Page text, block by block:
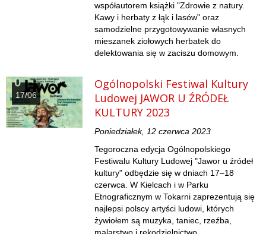
współautorem książki "Zdrowie z natury.
Kawy i herbaty z łąk i lasów" oraz
samodzielne przygotowywanie własnych
mieszanek ziołowych herbatek do
delektowania się w zaciszu domowym.
17/06
Ogólnopolski Festiwal Kultury
Ludowej JAWOR U ŹRÓDEŁ
KULTURY 2023
Poniedziałek, 12 czerwca 2023
Tegoroczna edycja Ogólnopolskiego
Festiwalu Kultury Ludowej "Jawor u źródeł
kultury" odbędzie się w dniach 17–18
czerwca. W Kielcach i w Parku
Etnograficznym w Tokarni zaprezentują się
najlepsi polscy artyści ludowi, których
żywiołem są muzyka, taniec, rzeźba,